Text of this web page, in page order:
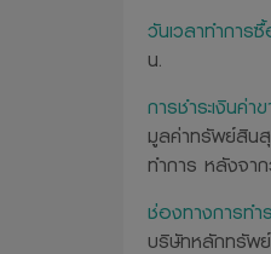
วันเวลาทำการ
น.
การชำระเงินค่
มูลค่าทรัพย์สินสุ
ทำการ หลังจา
ช่องทางการทำ
บริษัทหลักทรัพ